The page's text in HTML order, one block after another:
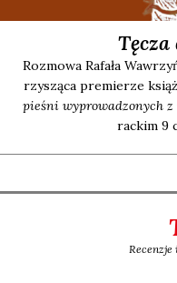
Roz­mo­wa Rafa­ła
rzy­szą­ca pre­mie­rze
pie­śni wypro­wa­dzo­nych z
rac­kim 9